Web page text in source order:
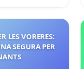
LES VORERES:
SEGURA PER